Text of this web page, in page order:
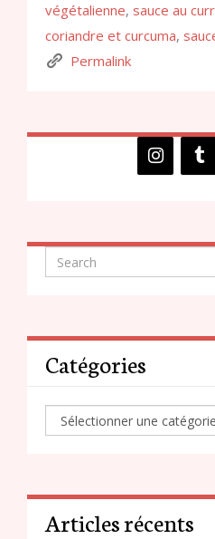
végétalienne, sauce au
coriandre et curcuma,
Permalink
Catégories
Articles récents